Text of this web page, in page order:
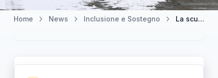
Home News Inclusione e Sostegno La scuola deve diventare più aperta e inclusiva: l'appello di Patrizio Bianchi a Udine